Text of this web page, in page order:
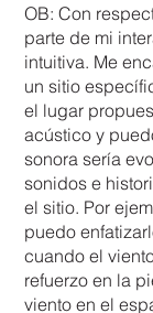
OB: Con
parte de mi
intuitiva. Me
un sitio
el lugar
acústico y
sonora sería
sonidos e
el sitio. Por
puedo
cuando el
refuerzo en la
viento en el